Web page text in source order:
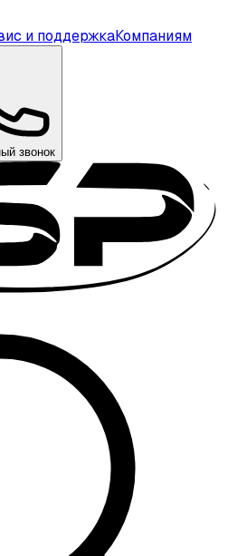
и поддержкаКомпаниям
звонок